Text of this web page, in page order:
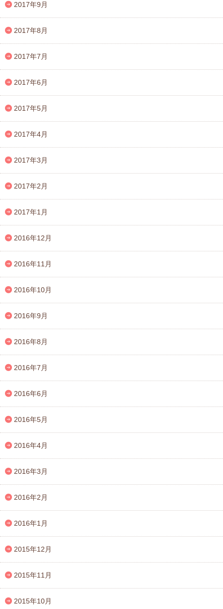
2017年9月
2017年8月
2017年7月
2017年6月
2017年5月
2017年4月
2017年3月
2017年2月
2017年1月
2016年12月
2016年11月
2016年10月
2016年9月
2016年8月
2016年7月
2016年6月
2016年5月
2016年4月
2016年3月
2016年2月
2016年1月
2015年12月
2015年11月
2015年10月